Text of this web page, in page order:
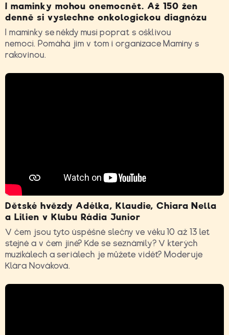
I maminky mohou onemocnět. Až 150 žen
denně si vyslechne onkologickou diagnózu
I maminky se někdy musí poprat s ošklivou
nemocí. Pomáhá jim v tom i organizace Maminy s
rakovinou.
Dětské hvězdy Adélka, Klaudie, Chiara Nella
a Lilien v Klubu Rádia Junior
V čem jsou tyto úspěšné slečny ve věku 10 až 13 let
stejné a v čem jiné? Kde se seznámily? V kterých
muzikálech a seriálech je můžete vidět? Moderuje
Klára Nováková.